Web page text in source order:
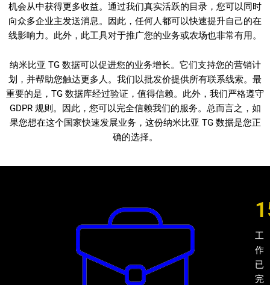
机会从中获得更多收益。通过我们真实活跃的目录，您可以同时
向众多企业主发送消息。因此，任何人都可以快速提升自己的在
线影响力。此外，此工具对于推广您的业务或农场也非常有用。
纳米比亚 TG 数据可以促进您的业务增长。它们支持您的营销计
划，并帮助您触达更多人。我们以批发价提供所有联系线索。最
重要的是，TG 数据库经过验证，值得信赖。此外，我们严格遵守
GDPR 规则。因此，您可以完全信赖我们的服务。总而言之，如
果您想在这个国家快速发展业务，这份纳米比亚 TG 数据是您正
确的选择。
工
作
已
完